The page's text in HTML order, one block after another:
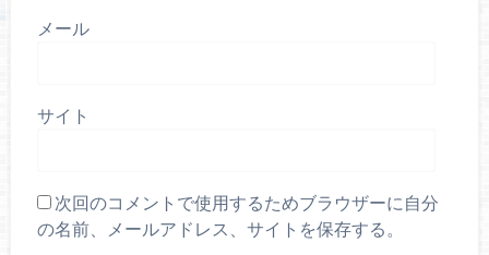
メール
サイト
次回のコメントで使用するためブラウザーに自分
の名前、メールアドレス、サイトを保存する。